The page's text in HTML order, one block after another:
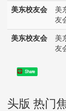
美东校友会
美
友
美东校友会
美
友
Share
头版 热门